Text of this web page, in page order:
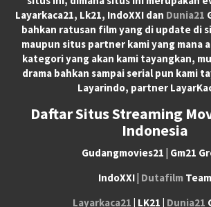
Layarkaca21, Lk21, IndoXXI dan Dunia21
bahkan ratusan film yang di update di
maupun situs partner kami yang mana
kategori yang akan kami tayangkan,
drama bahkan sampai serial pun kami
Layarindo, partner
Daftar Situs Streaming
Indonesia
Gudangmovies21 | Gm21
IndoXXI | Dutafilm Team
Layarkaca21 | LK21 | Dunia21